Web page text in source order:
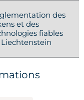
des
et des
fiables